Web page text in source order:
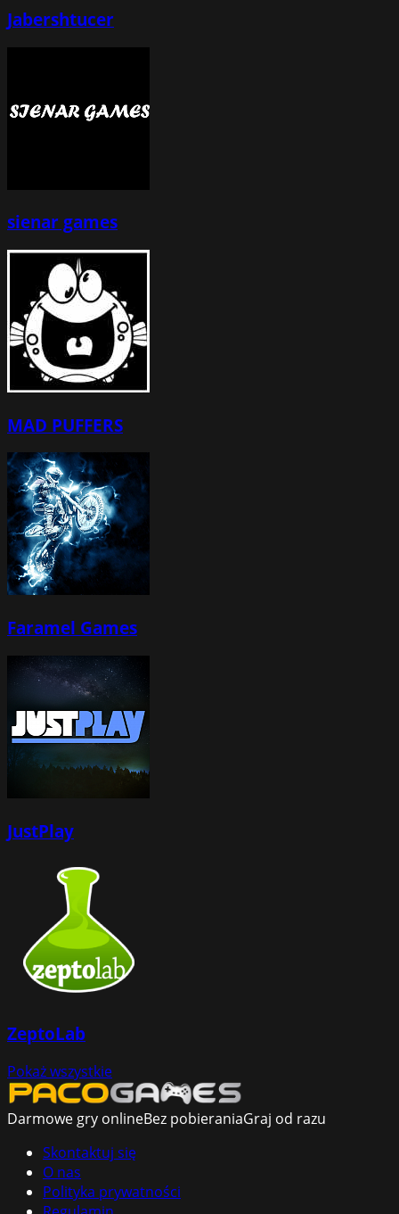
Jabershtucer
sienar games
MAD PUFFERS
Faramel Games
JustPlay
ZeptoLab
Pokaż wszystkie
Darmowe gry onlineBez pobieraniaGraj od razu
Skontaktuj się
O nas
Polityka prywatności